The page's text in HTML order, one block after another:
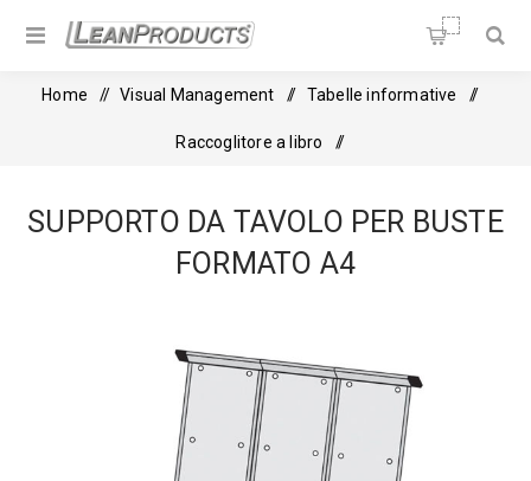
Soluzioni per la Lean
Home / Visual Management / Tabelle informative /
Raccoglitore a libro /
SUPPORTO DA TAVOLO PER BUSTE
FORMATO A4